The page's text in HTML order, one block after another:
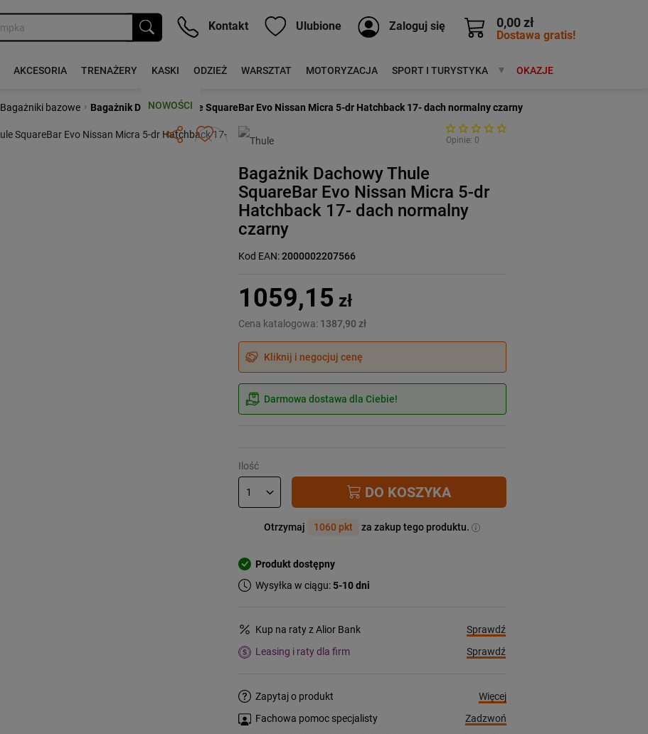
0,00 zł
Dostawa gratis!
Kontakt Ulubione Zaloguj się
AKCESORIA TRENAŻERY KASKI ODZIEŻ WARSZTAT MOTORYZACJA SPORT I TURYSTYKA MARKIOKAZJE
NOWOŚCI
Bagażniki bazowe › Bagażnik Dachowy Thule SquareBar Evo Nissan Micra 5-dr Hatchback 17- dach normalny czarny
Następny Opinie: 0
Bagażnik Dachowy Thule
SquareBar Evo Nissan Micra 5-dr
Hatchback 17- dach normalny
czarny
Kod EAN:2000002207566
1059,15 zł
Cena katalogowa: 1387,90 zł
Kliknij i negocjuj cenę
Darmowa dostawa dla Ciebie!
Ilość
DO KOSZYKA
Otrzymaj 1060 pkt za zakup tego produktu.
Produkt dostępny
Wysyłka w ciągu:5-10 dni
Kup na raty z Alior Bank
Sprawdź
Leasing i raty dla firm
Sprawdź
Zapytaj o produkt
Więcej
Fachowa pomoc specjalisty
Zadzwoń